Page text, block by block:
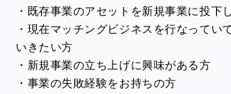
・既存事業のアセットを新規事業に投下
・現在マッチングビジネスを行なってい
いきたい方
・新規事業の立ち上げに興味がある方
・事業の失敗経験をお持ちの方